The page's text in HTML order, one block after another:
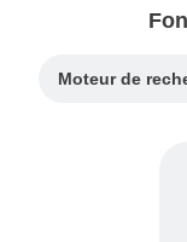
Moteur de